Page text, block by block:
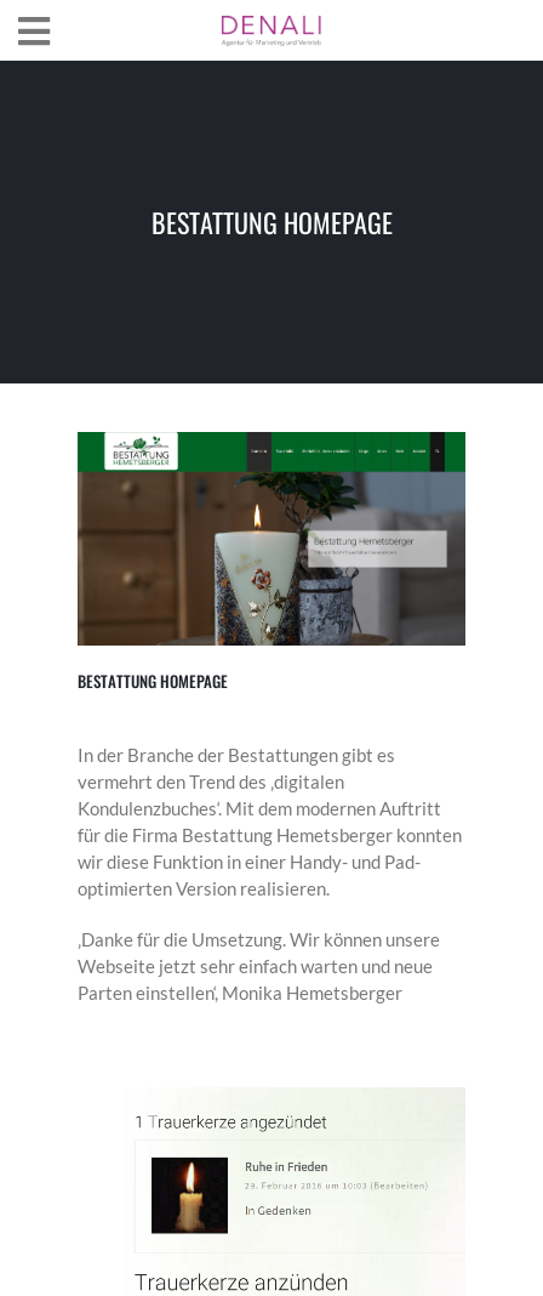
BESTATTUNG HOMEPAGE
BESTATTUNG HOMEPAGE
In der Branche der Bestattungen gibt es
vermehrt den Trend des ‚digitalen
Kondulenzbuches‘. Mit dem modernen Auftritt
für die Firma Bestattung Hemetsberger konnten
wir diese Funktion in einer Handy- und Pad-
optimierten Version realisieren.
‚Danke für die Umsetzung. Wir können unsere
Webseite jetzt sehr einfach warten und neue
Parten einstellen‘, Monika Hemetsberger